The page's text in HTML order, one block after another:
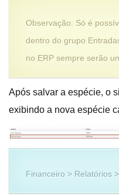
Observação: Só é
dentro do grupo
no ERP sempre serão
Após salvar a espécie, o
exibindo a nova espécie
Financeiro > Relatórios